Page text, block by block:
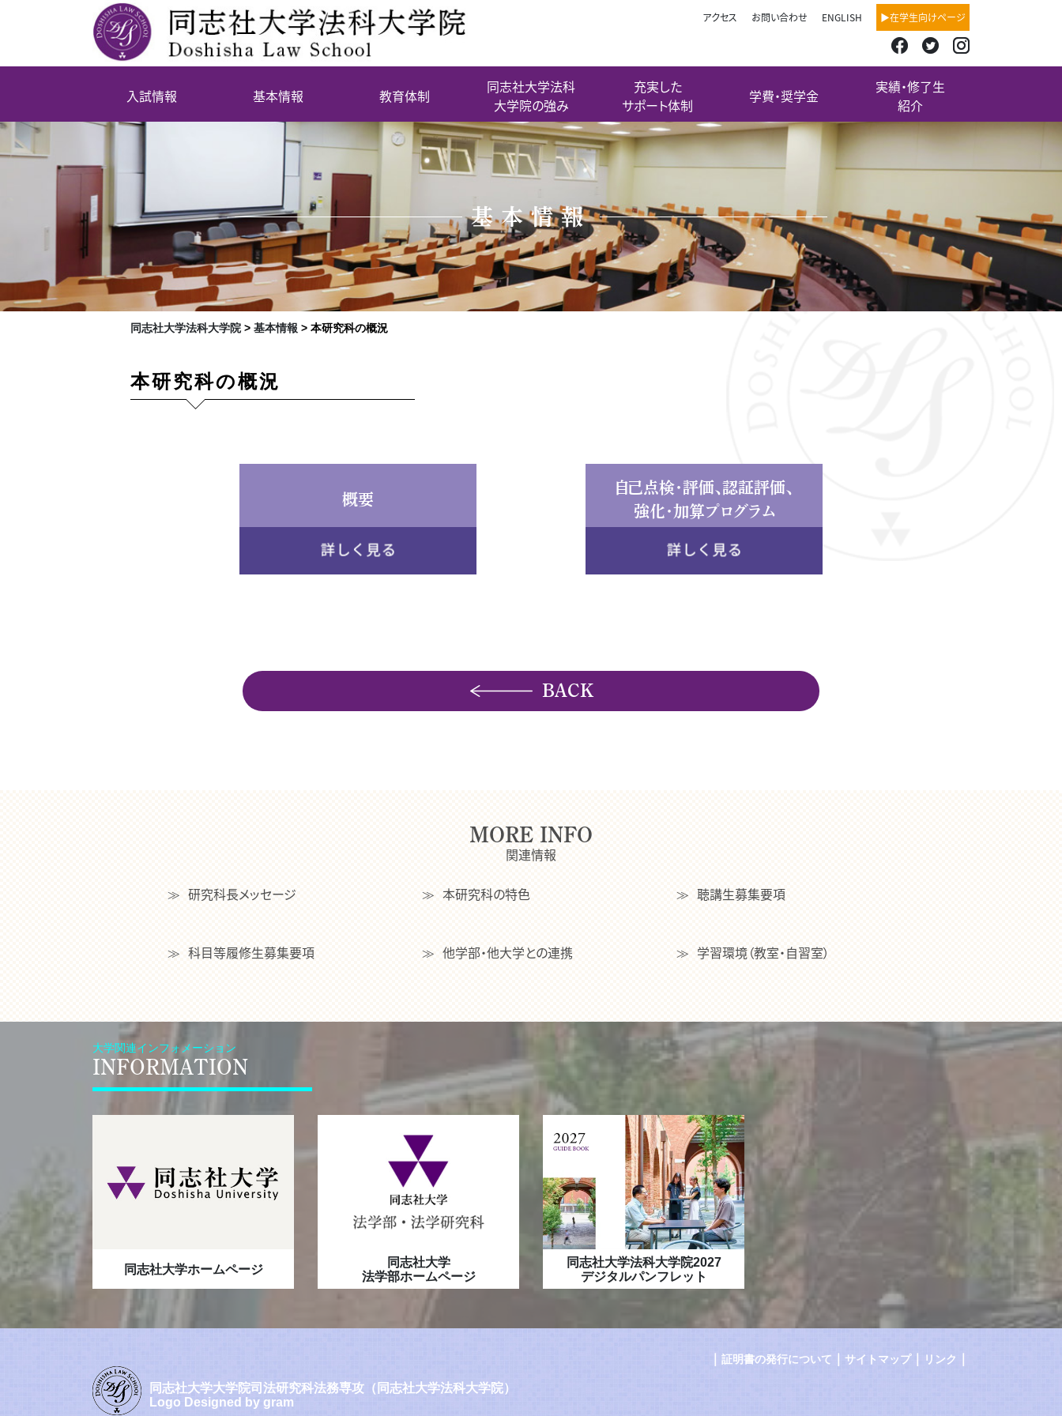
アクセス お問い合わせ ENGLISH ▶在学生向けページ
入試情報 基本情報 教育体制
同志社大学法科
大学院の強み
充実した
サポート体制
学費・奨学金
実績・修了生
紹介
基本情報
同志社大学法科大学院> 基本情報 > 本研究科の概況
本研究科の概況
概要
自己点検・評価、認証評価、
強化・加算プログラム
BACK
MORE INFO
関連情報
研究科長メッセージ 本研究科の特色 聴講生募集要項
科目等履修生募集要項 他学部・他大学との連携 学習環境（教室・自習室）
大学関連インフォメーション
INFORMATION
同志社大学ホームページ
同志社大学
法学部ホームページ
同志社大学法科大学院2027
デジタルパンフレット
証明書の発行について サイトマップ｜ リンク
同志社大学大学院司法研究科法務専攻（同志社大学法科大学院）
Logo Designed by gram